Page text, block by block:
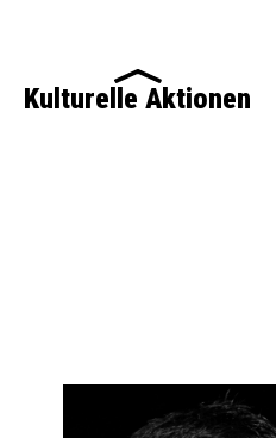
Kulturelle Aktionen